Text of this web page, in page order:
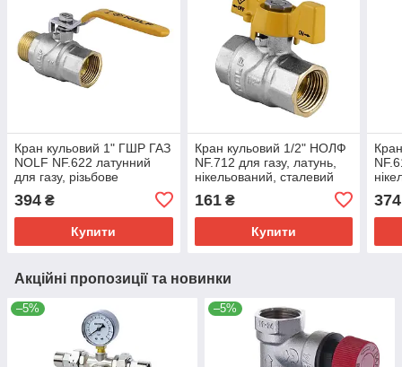
Кран кульовий 1" ГШР ГАЗ
NOLF NF.622 латунний
для газу, різьбове
394 ₴
Купити
Кран кульовий 1/2" НОЛФ
NF.712 для газу, латунь,
нікельований, сталевий
161₴
Купити
374
Акційні пропозиції та новинки
–5% –5%